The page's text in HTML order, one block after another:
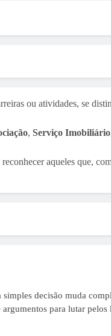
ou atividades, se
, Serviço Imobiliário
aqueles que,
decisão muda
para lutar